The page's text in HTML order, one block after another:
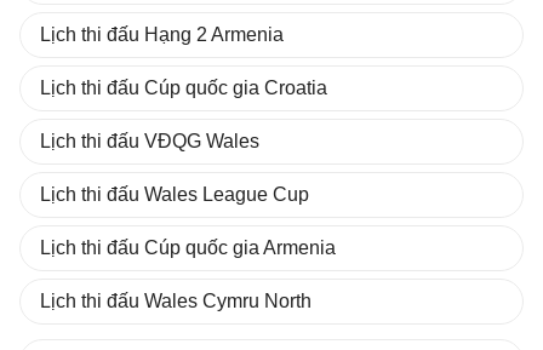
Lịch thi đấu Hạng 2 Armenia
Lịch thi đấu Cúp quốc gia Croatia
Lịch thi đấu VĐQG Wales
Lịch thi đấu Wales League Cup
Lịch thi đấu Cúp quốc gia Armenia
Lịch thi đấu Wales Cymru North